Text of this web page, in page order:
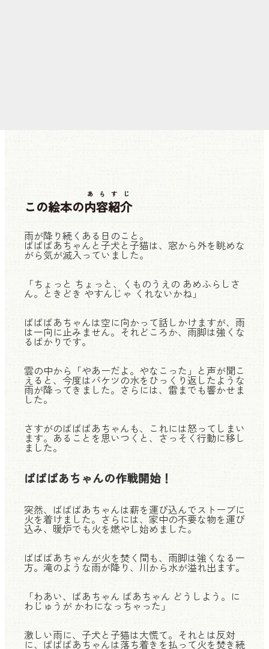
この絵本の内容紹介
あらすじ
雨が降り続くある日のこと。
ばばばあちゃんと子犬と子猫は、窓から外を眺めな
がら気が滅入っていました。
「ちょっと ちょっと、くものうえの あめふらしさ
ん。ときどき やすんじゃ くれないかね」
ばばばあちゃんは空に向かって話しかけますが、雨
は一向に止みません。それどころか、雨脚は強くな
るばかりです。
雲の中から「やあーだよ。やなこった」と声が聞こ
えると、今度はバケツの水をひっくり返したような
雨が降ってきました。さらには、雷までも響かせま
した。
さすがのばばばあちゃんも、これには怒ってしまい
ます。あることを思いつくと、さっそく行動に移し
ました。
ばばばあちゃんの作戦開始！
突然、ばばばあちゃんは薪を運び込んでストーブに
火を着けました。さらには、家中の不要な物を運び
込み、暖炉でも火を燃やし始めました。
ばばばあちゃんが火を焚く間も、雨脚は強くなる一
方。滝のような雨が降り、川から水が溢れ出ます。
「わあい、ばあちゃん ばあちゃん どうしよう。に
わじゅうが かわになっちゃった」
激しい雨に、子犬と子猫は大慌て。それとは反対
に、ばばばあちゃんは落ち着きを払って火を焚き続